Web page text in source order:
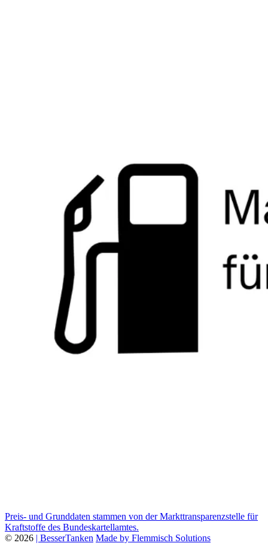
Preis- und Grunddaten stammen von der Markttransparenzstelle für
Kraftstoffe des Bundeskartellamtes.
© 2026 | BesserTanken Made by Flemmisch Solutions